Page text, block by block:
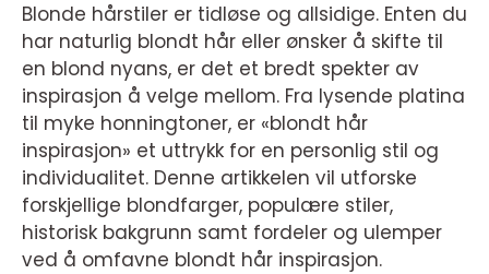
Blonde hårstiler er tidløse og allsidige. Enten du
har naturlig blondt hår eller ønsker å skifte til
en blond nyans, er det et bredt spekter av
inspirasjon å velge mellom. Fra lysende platina
til myke honningtoner, er «blondt hår
inspirasjon» et uttrykk for en personlig stil og
individualitet. Denne artikkelen vil utforske
forskjellige blondfarger, populære stiler,
historisk bakgrunn samt fordeler og ulemper
ved å omfavne blondt hår inspirasjon.